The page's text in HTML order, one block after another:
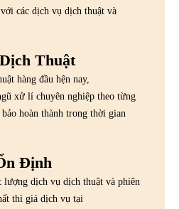
các dịch vụ dịch thuật và
Thuật
hàng đầu hện nay,
xử lí chuyên nghiệp theo từng
hoàn thành trong thời gian
Định
lượng dịch vụ dịch thuật và phiên
thì giá dịch vụ tại